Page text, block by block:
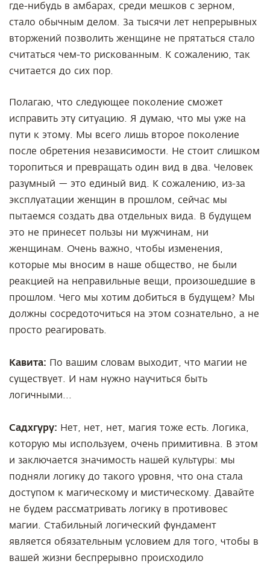
где-нибудь в амбарах, среди мешков с зерном,
стало обычным делом. За тысячи лет непрерывных
вторжений позволить женщине не прятаться стало
считаться чем-то рискованным. К сожалению, так
считается до сих пор.
Полагаю, что следующее поколение сможет
исправить эту ситуацию. Я думаю, что мы уже на
пути к этому. Мы всего лишь второе поколение
после обретения независимости. Не стоит слишком
торопиться и превращать один вид в два. Человек
разумный — это единый вид. К сожалению, из-за
эксплуатации женщин в прошлом, сейчас мы
пытаемся создать два отдельных вида. В будущем
это не принесет пользы ни мужчинам, ни
женщинам. Очень важно, чтобы изменения,
которые мы вносим в наше общество, не были
реакцией на неправильные вещи, произошедшие в
прошлом. Чего мы хотим добиться в будущем? Мы
должны сосредоточиться на этом сознательно, а не
просто реагировать.
Кавита: По вашим словам выходит, что магии не
существует. И нам нужно научиться быть
логичными...
Садхгуру: Нет, нет, нет, магия тоже есть. Логика,
которую мы используем, очень примитивна. В этом
и заключается значимость нашей культуры: мы
подняли логику до такого уровня, что она стала
доступом к магическому и мистическому. Давайте
не будем рассматривать логику в противовес
магии. Стабильный логический фундамент
является обязательным условием для того, чтобы в
вашей жизни беспрерывно происходило